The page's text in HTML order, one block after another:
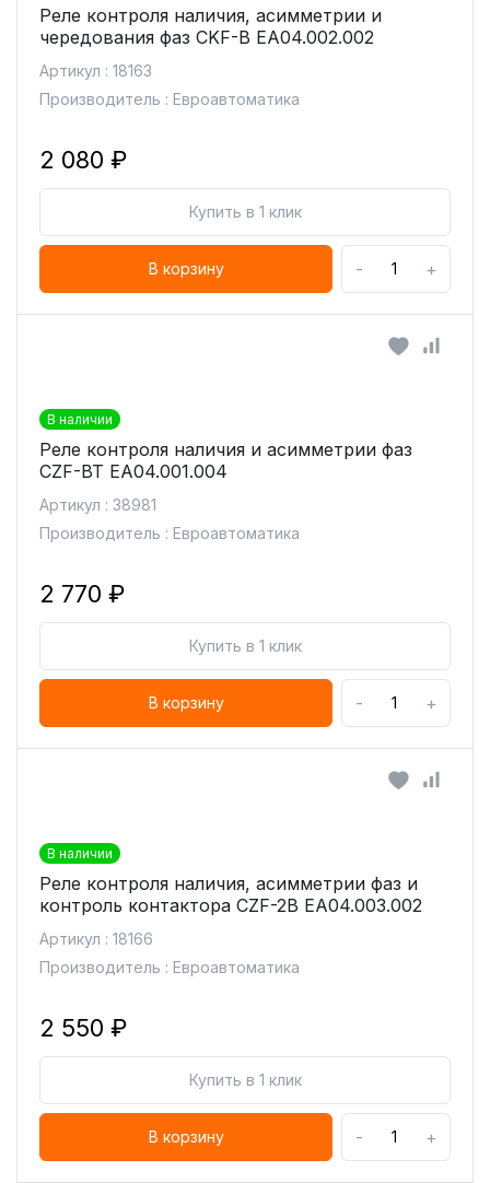
Реле контроля наличия, асимметрии и
чередования фаз CKF-B ЕА04.002.002
Артикул : 18163
Производитель : Евроавтоматика
2 080 ₽
Купить в 1 клик
В корзину - +
В наличии
Реле контроля наличия и асимметрии фаз
CZF-BT ЕА04.001.004
Артикул : 38981
Производитель : Евроавтоматика
2 770 ₽
Купить в 1 клик
В корзину - +
В наличии
Реле контроля наличия, асимметрии фаз и
контроль контактора CZF-2B ЕА04.003.002
Артикул : 18166
Производитель : Евроавтоматика
2 550 ₽
Купить в 1 клик
В корзину - +